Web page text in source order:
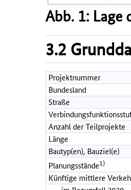
Abb. 1: Lage
3.2
Projektnummer
Bundesland
Straße
Anzahl der Teilprojekte
Länge
Bautyp(en), Bauziel(e)
Planungsstände1)
Künftige mittlere